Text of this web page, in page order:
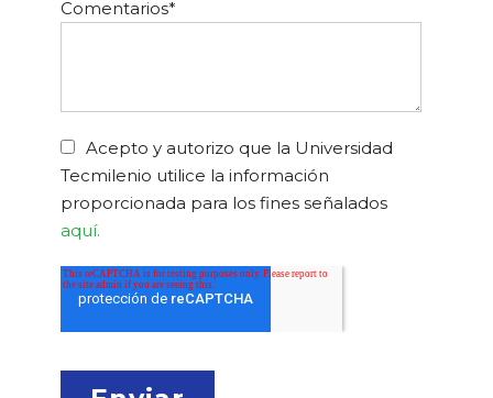
Comentarios*
Acepto y autorizo que la Universidad
Tecmilenio utilice la información
proporcionada para los fines señalados
aquí.